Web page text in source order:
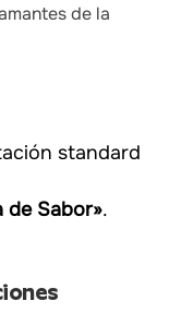
de la
standard
de Sabor».